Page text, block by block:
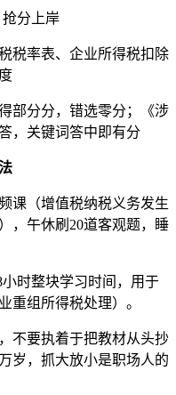
抢分上岸
税率表、企业所得税扣除
部分分，错选零分；《涉
，关键词答中即有分
课（增值税纳税义务发生
，午休刷20道客观题，睡
时整块学习时间，用于
重组所得税处理）。
不要执着于把教材从头抄
岁，抓大放小是职场人的